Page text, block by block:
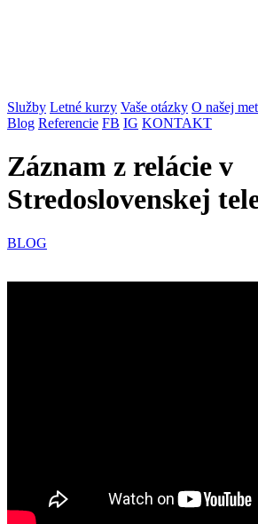
Služby Letné kurzy Vaše otázky O našej
Blog Referencie FB IG KONTAKT
Záznam z relácie v
Stredoslovenskej
BLOG